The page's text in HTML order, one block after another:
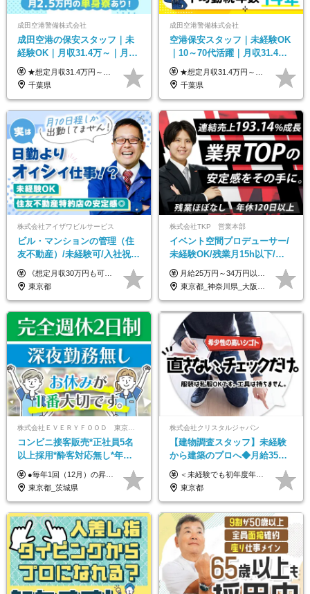
成田空港警備株式会社
成田空港の保安スタッフ｜未
経験OK｜月収31.4万～｜月
2.5万の単身寮｜住宅手当&家
族手当｜入社祝い金15万
★想定月収31.4万円～＋賞与年2回（59万円以上） ★入社お祝い金15万円支給 ★水道+光熱費無料の家賃がリーズナブルな社員寮(単身寮)あり！ ★住宅手当&家族手当あり 月給24万5000円以上(基本給21万1000円＋業務別手当35,000円)＋賞与年2回（賞与支給額：59万円以上を想定）＋残業代全額 ※みなし残業なし！残業代は全額支給します。 ※資格手当・深夜手当など、様々な手当をご用意しています。 ※入社お祝い金は１か月経過後、3ヶ月経過後、6ヶ月経過後に各5万円ずつ給与に加算して支給いたします。 ※指定の検定資格をお持ちの方には別途手当を支給します。入社後に取得した場合は給与に加算し支給します。 ・施設警備 1級7,000円 2級4,000円 ・交通誘導 1級7,000円 2級4,000円 ・雑踏警備 1級7,000円 2級4,000円 など
千葉県
成田空港警備株式会社
空港保安スタッフ｜未経験OK
｜10～70代活躍｜月収31.4万
&賞与年2回｜家族・住宅手当
｜光熱費0円の単身寮
★想定月収31.4万円～＋賞与年2回（59万円以上） ★入社お祝い金15万円支給 ★水道+光熱費無料の家賃がリーズナブルな社員寮(単身寮)あり！ 月給24万5000円以上(基本給21万1000円＋業務別手当35,000円)＋賞与年2回（賞与支給額：59万円以上を想定）＋残業代全額 ※みなし残業なし！残業代は全額支給します。 ※資格手当・深夜手当など、様々な手当をご用意しています。 ※入社お祝い金は１か月経過後、3ヶ月経過後、6ヶ月経過後に各5万円ずつ給与に加算して支給いたします。 ※指定の検定資格をお持ちの方には別途手当を支給します。入社後に取得した場合は給与に加算し支給します。 ・施設警備 1級7,000円 2級4,000円 ・交通誘導 1級7,000円 2級4,000円 ・雑踏警備 1級7,000円 2級4,000円 など
千葉県
株式会社アイザワビルサービス
ビル・マンションの管理（住
友不動産）/未経験可/入社祝い
金10万円/月収30万円可/40～
50代活躍/S102
《想定月収30万円も可能！/想定年収380万円》 ■月給24万5000円以上＋賞与年2回(2カ月/2025年実績)＋時間外手当＋資格手当＋役職手当＋交通費 ………… ≪昇給、賞与、および各種諸手当について≫ ◇入社お祝い金（10万円 ※3カ月精勤後支給） ◇昇給/年1回 ◇賞与/年2回(2カ月/2025年実績) ◇時間外手当 ◇資格手当 └・ビル設備管理技能士1級（1万円/月） ・ビル設備管理技能士2級（5000円/月） ・建築物環境衛生管理技術者（1万円/月） ・防火管理技能者（3000円/月） ・消防設備士乙4類（3000円/月） 他 ◇役職手当 └・班長/サブリーダー/リーダー（5000円～2万円/月） ◇物件手当（最大2万円 ※物件により異なる） ◇退職金あり ※経験・年齢・能力を考慮した上、当社規定により優遇いたします。 ※3カ月の試用期間あり。その間の給与や福利厚生に差異はありません。 《モデル年収》 ・入社1年/35歳：年収380万円 ・入社3年/38歳：年収400万円
東京都
株式会社TKP 営業本部
イベント空間プロデューサー/
未経験OK/残業月15h以下/豊
富な福利厚生/全国募集/平均有
給取得日数14.9日
月給25万円～34万円以上＋各種手当＋残業代＋賞与年2回（昨年度2～4ヶ月分） 初年度想定年収：350万円～ ＜クラス・経験別の月給目安＞ ■メンバークラス：月給25万円以上 ■店長やSVなどのマネジメント経験者：月給30万円～スタート可 ■リーダークラス：月給34万円以上 ※月給は配属エリア・経験・能力を考慮して決定します（前職の経験・収入をお聞かせください）。 ※上記にはみなし残業手当20～30時間分（メンバー：3万1134円以上、経験5年以上：5万2448円以上、リーダー：5万9441円以上）を含みます。 ※超過分は別途支給いたします。
東京都_神奈川県_大阪府_愛知県_北海道_宮城県_静岡県_京都府_広島県_福岡県
株式会社ＥＶＥＲＹＦＯＯＤ 東京本社
コンビニ接客販売*正社員5名
以上採用*酔客対応無し*年休
120日～*創業59年の安定基盤*
コンビニ経験者優遇
●毎年1回（12月）の昇給で給与にしっかり反映！ ●賞与年2回あり（6月・12月） 月給26万円＋賞与年2回＋交通費全額支給 役職の有無にかかわらず、日々の頑張りは正当に評価します！ リーダー・店長昇格後は等級に合わせて給与UP＋役職手当があるので、 納得感を持って働くことができます◎ ※経験・スキルを考慮の上、決定します ※上記金額には固定残業代（21時間分・3万7300円以上）を含みます。超過分は別途全額支給します ※試用期間3ヶ月間あり（期間中の給与・待遇に差異はありません）
東京都_茨城県
株式会社クリスタルジャパン
【建物調査スタッフ】未経験
から建築のプロへ◆月給35万
円～＋賞与年2回◆官公庁・
UR直取引◆残業月10h
＜未経験でも初年度年収490万円～＞ ◆月給35万円～65万円＋賞与年2回（7月・12月） 【なぜ未経験に35万円を払えるのか】 UR都市機構様・日本郵政様・官公庁との直取引で中間マージンがなく、修繕・緊急対応だけで年4,000～5,000件。仕事が途切れない基盤があるため、調査を担う人材に相応の給与を支払えます。 【昇給について】 年齢や社歴ではなく、成長と貢献に応じて昇給する仕組みです。1回の昇給で年収100万円UPした社員もいます。 ※経験・スキルに応じて加給・優遇いたします ※試用期間3ヶ月（その間の給与・待遇に差異はありません） ※上記月給には、固定残業代（月45時間分／8.8万円～16.5万円）を含みます。超過分は別途全額支給します ※実際の残業は月平均10時間程度です。固定残業代は残業の有無にかかわらず全額支給します 【固定残業代について】 固定残業45時間分（88,000円～165,000円）を含む ※超過分は別途全額支給
東京都